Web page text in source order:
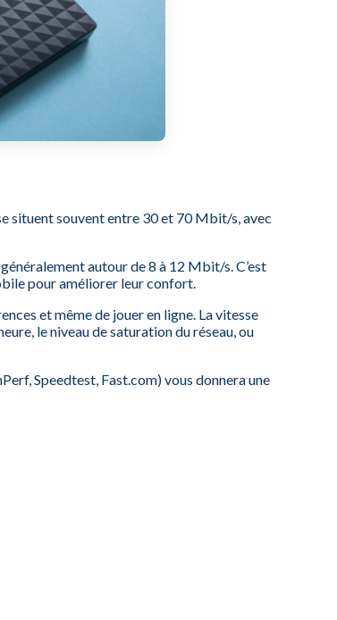
situent souvent entre 30 et 70 Mbit/s, avec
autour de 8 à 12 Mbit/s. C’est
pour améliorer leur confort.
et même de jouer en ligne. La vitesse
le niveau de saturation du réseau, ou
Speedtest, Fast.com) vous donnera une